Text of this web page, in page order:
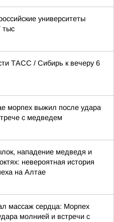
университеты
тыс
ТАСС / Сибирь к вечеру 6
морпех выжил после удара
с медведем
нападение медведя и
невероятная история
на Алтае
массаж сердца: Морпех
молнией и встречи с